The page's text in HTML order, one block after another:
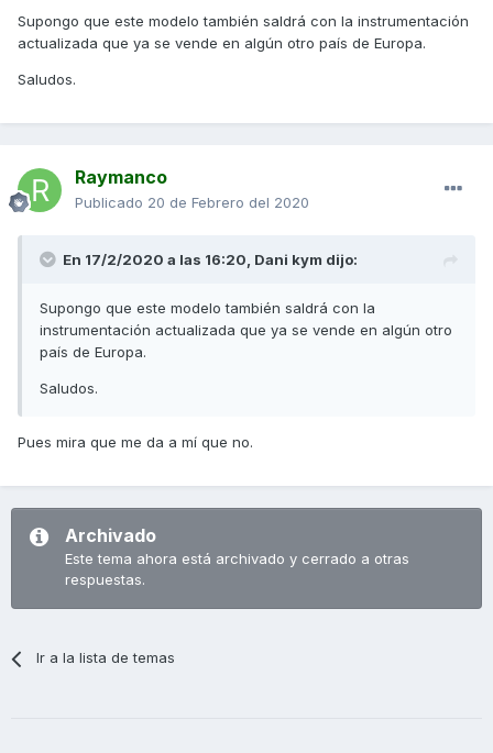
Supongo que este modelo también saldrá con la instrumentación
actualizada que ya se vende en algún otro país de Europa.
Saludos.
Raymanco
Publicado 20 de Febrero del 2020
En 17/2/2020 a las 16:20, Dani kym dijo:
Supongo que este modelo también saldrá con la
instrumentación actualizada que ya se vende en algún otro
país de Europa.
Saludos.
Pues mira que me da a mí que no.
Archivado
Este tema ahora está archivado y cerrado a otras
respuestas.
Ir a la lista de temas